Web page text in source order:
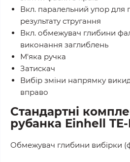
Вкл. паралельний упор для
результату стругання
Вкл. обмежувач глибини
виконання заглиблень
М'яка ручка
Затискач
Вибір зміни напрямку
вправо
Стандартні
рубанка Einhell
Обмежувач глибини вибірки